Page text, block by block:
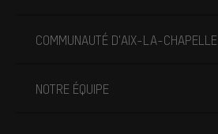
COMMUNAUTÉ D'AIX-LA-CHAPELLE
NOTRE ÉQUIPE